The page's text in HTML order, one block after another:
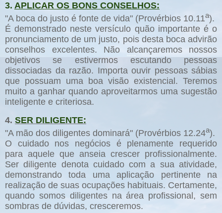
3. APLICAR OS BONS CONSELHOS:
"A boca do justo é fonte de vida" (Provérbios 10.11a).
É demonstrado neste versículo quão importante é o
pronunciamento de um justo, pois desta boca advirão
conselhos excelentes. Não alcançaremos nossos
objetivos se estivermos escutando pessoas
dissociadas da razão. Importa ouvir pessoas sábias
que possuam uma boa visão existencial. Teremos
muito a ganhar quando aproveitarmos uma sugestão
inteligente e criteriosa.
4. SER DILIGENTE:
"A mão dos diligentes dominará" (Provérbios 12.24a).
O cuidado nos negócios é plenamente requerido
para aquele que anseia crescer profissionalmente.
Ser diligente denota cuidado com a sua atividade,
demonstrando toda uma aplicação pertinente na
realização de suas ocupações habituais. Certamente,
quando somos diligentes na área profissional, sem
sombras de dúvidas, cresceremos.